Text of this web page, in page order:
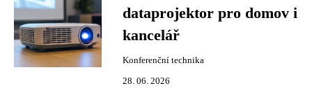
dataprojektor pro domov i
kancelář
Konferenční technika
28. 06. 2026